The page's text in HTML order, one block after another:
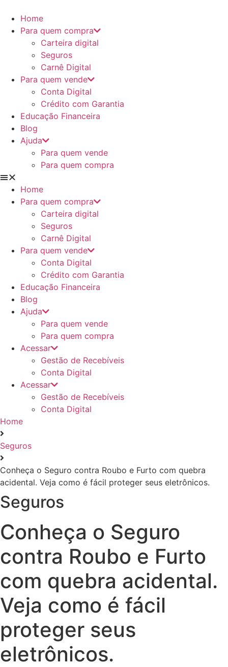
para
conteúdo
Home
Para quem compra
Carteira digital
Seguros
Carnê Digital
Para quem vende
Conta Digital
Crédito com Garantia
Educação Financeira
Blog
Ajuda
Para quem vende
Para quem compra
Home
Para quem compra
Carteira digital
Seguros
Carnê Digital
Para quem vende
Conta Digital
Crédito com Garantia
Educação Financeira
Blog
Ajuda
Para quem vende
Para quem compra
Acessar
Gestão de Recebíveis
Conta Digital
Acessar
Gestão de Recebíveis
Conta Digital
Home
Seguros
Conheça o Seguro contra Roubo e Furto com quebra
acidental. Veja como é fácil proteger seus eletrônicos.
Seguros
Conheça o Seguro
contra Roubo e Furto
com quebra acidental.
Veja como é fácil
proteger seus
eletrônicos.